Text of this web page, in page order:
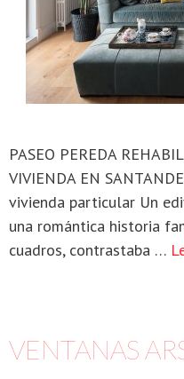
PASEO PEREDA
VIVIENDA EN
vivienda particular Un
una romántica historia
cuadros, contrastaba …
VENTANAS